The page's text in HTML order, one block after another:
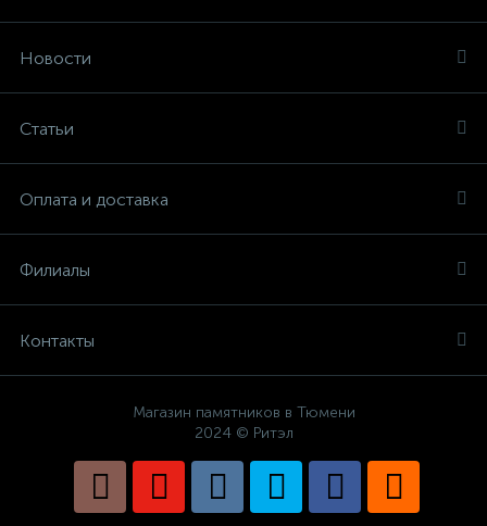
Новости
Статьи
Оплата и доставка
Филиалы
Контакты
Магазин памятников в Тюмени
2024 © Ритэл